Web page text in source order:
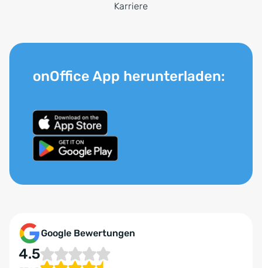
Karriere
Google Bewertungen
4.5
onOffice App herunterladen: